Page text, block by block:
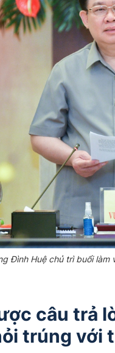
Đình Huệ chủ trì buổi làm
câu trả
trúng với